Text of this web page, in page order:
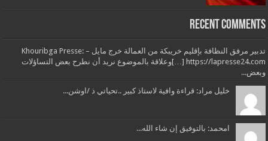
Recent Comments
تدبير مرفق النظافة بإقليم خريبكة من العمالة خرج مايل – Khouribga Presse:
[…] https://lapresse24.comوعلاقة بالموضوع نريد أن نطرح بعض التساؤلات
وبعض...
خليل مراد: قراءة وافية لاستاذ كبير ..تحياتي ذ /اوشن...
امحمد: بالتوفيق إن شاء الله...